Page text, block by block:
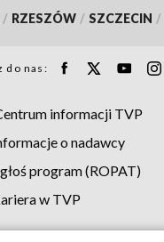
/ RZESZÓW / SZCZECIN /
do nas:
informacji TVP
o nadawcy
program (ROPAT)
w TVP